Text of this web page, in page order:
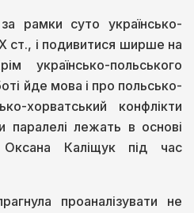
рамки суто українсько-
ст., і подивитися ширше на
українсько-польського
йде мова і про польсько-
хорватський конфлікти
паралелі лежать в основі
Каліщук під час
проаналізувати не